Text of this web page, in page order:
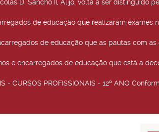
D. Sancho II, Alijó, volta a ser distinguido
de educação que realizaram exames
de educação que as pautas com
e encarregados de educação que está a
- CURSOS PROFISSIONAIS - 12º ANO